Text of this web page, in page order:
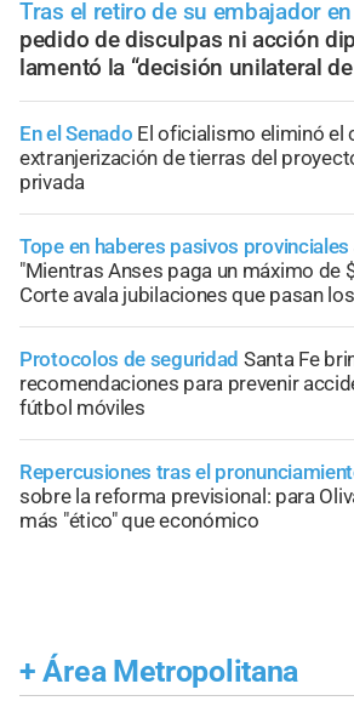
Tras el retiro de su embajador
pedido de disculpas ni acción
lamentó la “decisión unilateral
En el Senado El oficialismo eliminó el
extranjerización de tierras del
privada
Tope en haberes pasivos provinciales
"Mientras Anses paga un máximo de
Corte avala jubilaciones que pasan
Protocolos de seguridad Santa Fe
recomendaciones para prevenir
fútbol móviles
Repercusiones tras el
sobre la reforma previsional: para
más "ético" que económico
+ Área Metropolitana